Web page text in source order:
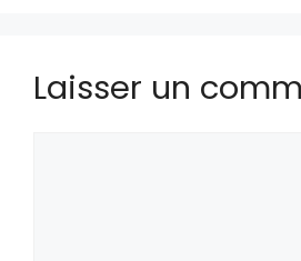
Laisser un